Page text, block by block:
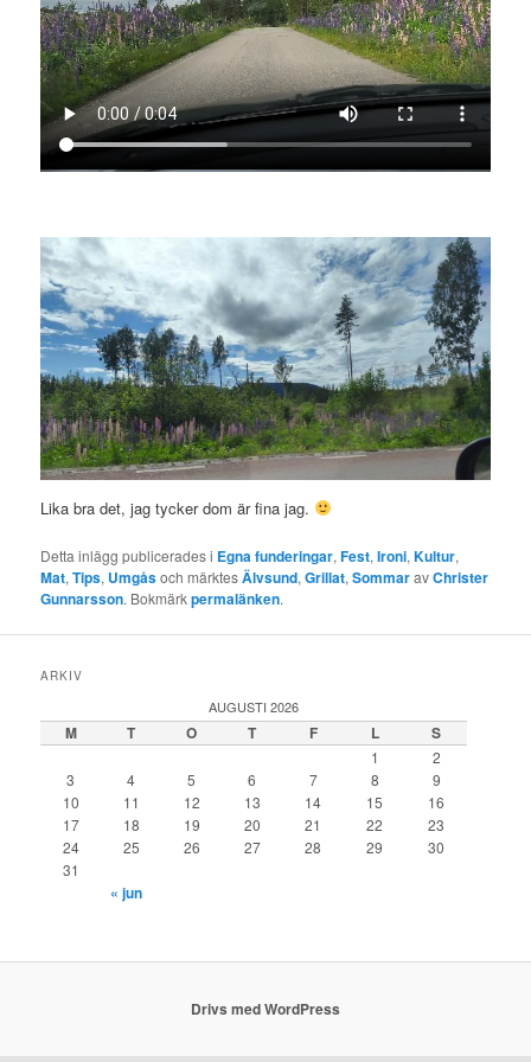
Lika bra det, jag tycker dom är fina jag.
Detta inlägg publicerades i Egna funderingar,Fest,Ironi,Kultur,
Mat,Tips, Umgåsoch märktesÄlvsund,Grillat,SommaravChrister
Gunnarsson. Bokmärkpermalänken.
ARKIV
AUGUSTI 2026
M T O T F L S
1
2
3
4 5 6 7 8
9
10
11 12 13 14 15
16
17
18 19 20 21 22
23
24
25 26 27 28 29
30
31
« jun
Drivs med WordPress